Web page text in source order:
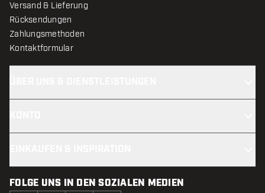
Versand & Lieferung
Rücksendungen
Zahlungsmethoden
Kontaktformular
FOLGE UNS IN DEN SOZIALEN MEDIEN